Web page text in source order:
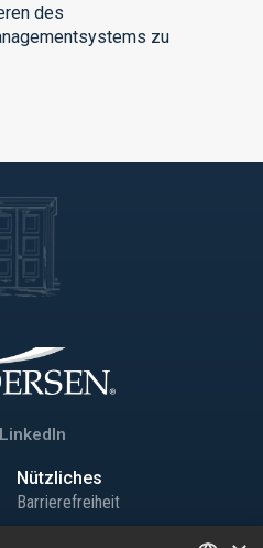
des
zu
Nützliches
Barrierefreiheit
Sitemap